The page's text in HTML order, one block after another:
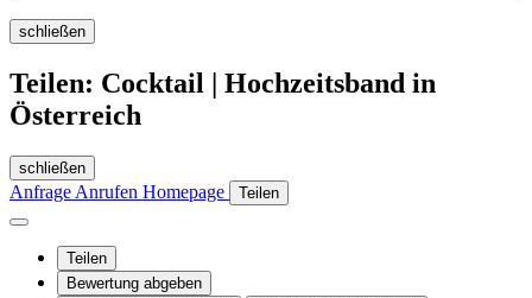
schließen
Teilen: Cocktail | Hochzeitsband in
Österreich
schließen
Anfrage Anrufen Homepage Teilen
Teilen
Bewertung abgeben